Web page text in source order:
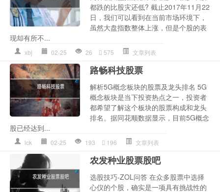
都跌的比股灾还低? 截止2017年11月22
日，我们可以看到在当前市场环境下，
虽然大盘指数整体上涨，但是个股的表
现却有所不...
xbj 02-25 26 575 文章列表
路畅科技股票
解析5G概念板块的股票及龙头排名 5G
概念板块是当下投资热点之一，投资者
都希望了解这个板块的股票构成和龙头
排名。据同花顺数据显示，目前5G概念
股已经达到...
lck 02-25 193 196 文章列表
农发种业股票股吧
选股技巧-ZOL问答 在众多股票中选择
心仪的个股，确实是一项具有挑战性的